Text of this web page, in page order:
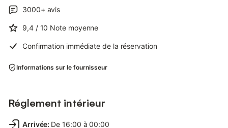
3000+ avis
9,4 / 10 Note moyenne
Confirmation immédiate de la réservation
Informations sur le fournisseur
Réglement intérieur
Arrivée: De 16:00 à 00:00